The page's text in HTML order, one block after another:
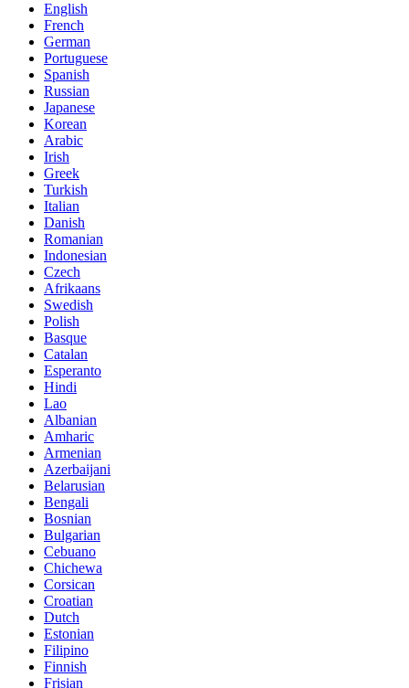
English
French
German
Portuguese
Spanish
Russian
Japanese
Korean
Arabic
Irish
Greek
Turkish
Italian
Danish
Romanian
Indonesian
Czech
Afrikaans
Swedish
Polish
Basque
Catalan
Esperanto
Hindi
Lao
Albanian
Amharic
Armenian
Azerbaijani
Belarusian
Bengali
Bosnian
Bulgarian
Cebuano
Chichewa
Corsican
Croatian
Dutch
Estonian
Filipino
Finnish
Frisian